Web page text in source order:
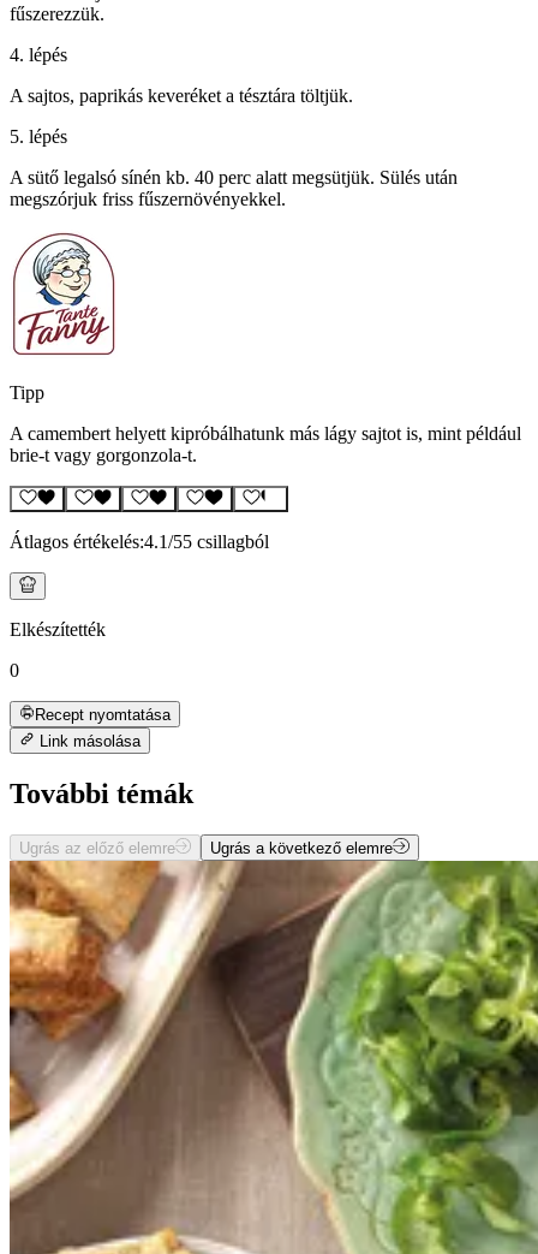
fűszerezzük.
4. lépés
A sajtos, paprikás keveréket a tésztára töltjük.
5. lépés
A sütő legalsó sínén kb. 40 perc alatt megsütjük. Sülés után
megszórjuk friss fűszernövényekkel.
Tipp
A camembert helyett kipróbálhatunk más lágy sajtot is, mint például
brie-t vagy gorgonzola-t.
Átlagos értékelés:4.1/55 csillagból
Elkészítették
0
Recept nyomtatása
Link másolása
További témák
Ugrás az előző elemre Ugrás a következő elemre